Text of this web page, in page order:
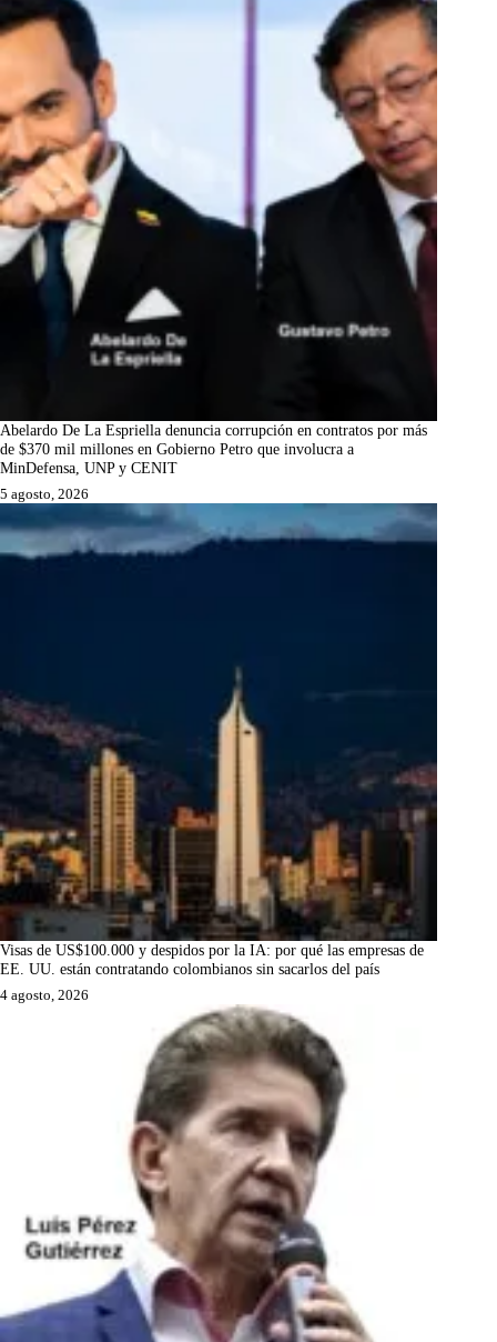
Abelardo De La Espriella denuncia corrupción en contratos por más
de $370 mil millones en Gobierno Petro que involucra a
MinDefensa, UNP y CENIT
5 agosto, 2026
Visas de US$100.000 y despidos por la IA: por qué las empresas de
EE. UU. están contratando colombianos sin sacarlos del país
4 agosto, 2026